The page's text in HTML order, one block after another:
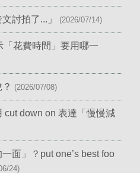
討拍了...」 (2026/07/14)
花費時間」要用哪一
(2026/07/08)
cut down on 表達「慢慢減
面」？put one’s best foo
24)